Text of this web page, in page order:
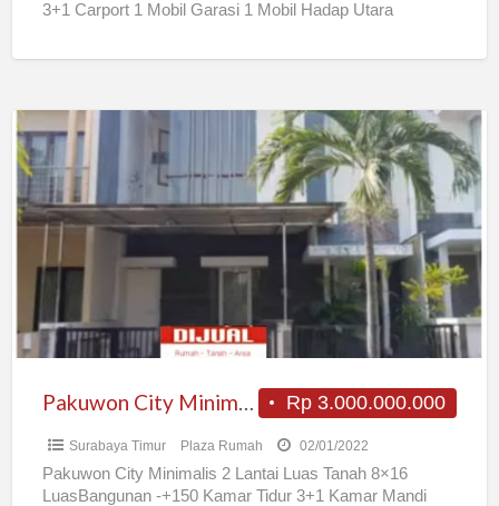
3+1 Carport 1 Mobil Garasi 1 Mobil Hadap Utara
Pakuwon
City
Minimalis
2
Lantai
Rp 3.000.000.000
Pakuwon City Minimalis 2 Lantai
Surabaya Timur Plaza Rumah 02/01/2022
Pakuwon City Minimalis 2 Lantai Luas Tanah 8×16
LuasBangunan -+150 Kamar Tidur 3+1 Kamar Mandi